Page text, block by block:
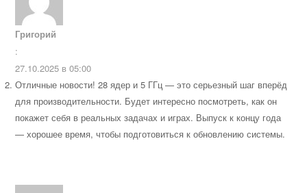
Григорий
:
27.10.2025 в 05:00
Отличные новости! 28 ядер и 5 ГГц — это серьезный шаг вперёд
для производительности. Будет интересно посмотреть, как он
покажет себя в реальных задачах и играх. Выпуск к концу года
— хорошее время, чтобы подготовиться к обновлению системы.